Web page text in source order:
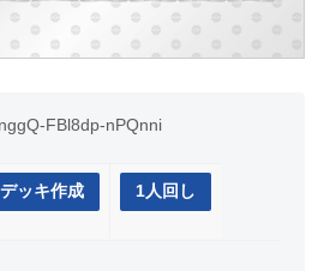
FBl8dp-nPQnni
デッキ作成 1人回し